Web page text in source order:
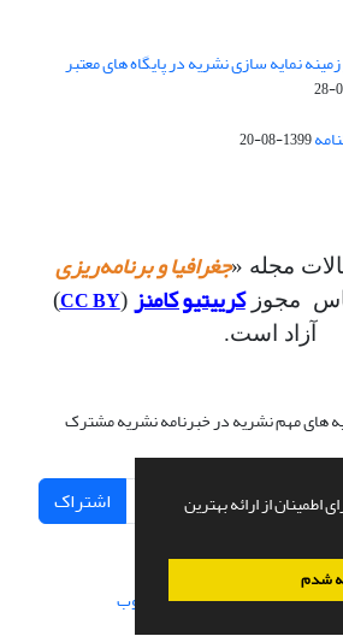
از ارائه بهترین
شدم
نمایه سازی نشریه در پایگاه های معتبر
1399-08-20
مجله «جغرافیا و برنامه‌ریزی
مجوزکرییتیو کامنز (
CC BY
)
آزاد است.
های مهم نشریه در خبرنامه نشریه مشترک
اشتراک
طراحی و پیاده سازی از سیناوب